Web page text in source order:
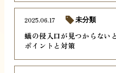
蟻の侵入口が見つからない
ポイントと対策
2025.06.17 未分類